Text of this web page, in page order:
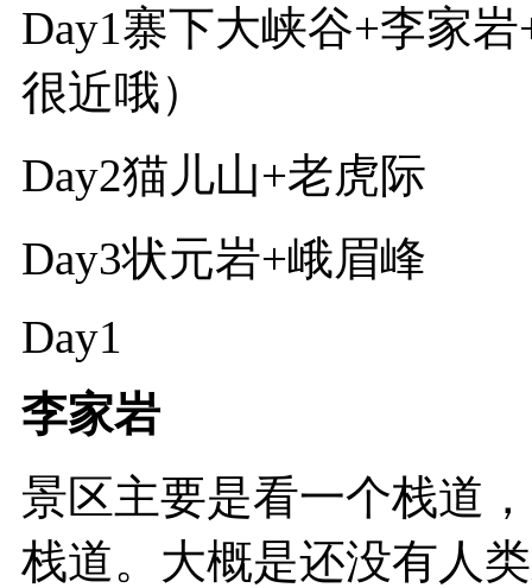
Day1寨下大峡谷+李家
很近哦）
Day2猫儿山+老虎际
Day3状元岩+峨眉峰
Day1
李家岩
景区主要是看一个栈道
栈道。大概是还没有人